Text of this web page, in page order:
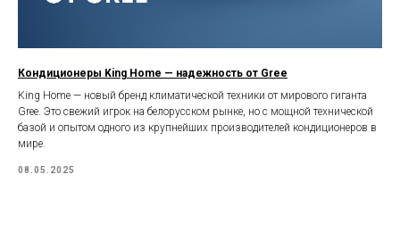
Кондиционеры King Home — надежность от Gree
King Home — новый бренд климатической техники от мирового гиганта
Gree. Это свежий игрок на белорусском рынке, но с мощной технической
базой и опытом одного из крупнейших производителей кондиционеров в
мире.
08.05.2025